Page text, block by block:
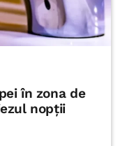
în zona de
nopții